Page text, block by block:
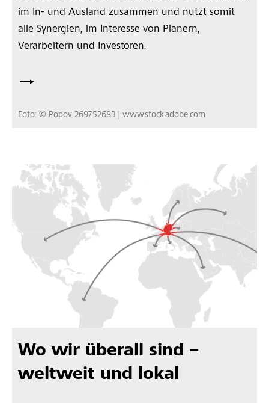
im In- und Ausland zusammen und nutzt somit
alle Synergien, im Interesse von Planern,
Verarbeitern und Investoren.
Foto: © Popov 269752683 | www.stock.adobe.com
Wo wir überall sind –
weltweit und lokal